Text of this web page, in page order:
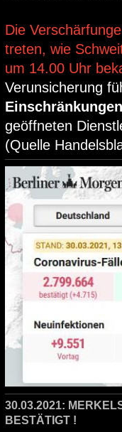
Die
treten, wie
um 14.00 Uhr
Verunsicherung
geöffneten
(Quelle
30.03.2021:
BESTÄTIGT !